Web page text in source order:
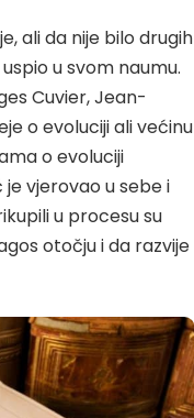
ali da nije bilo drugih
u svom naumu.
Cuvier, Jean-
o evoluciji ali većinu
o evoluciji
vjerovao u sebe i
u procesu su
otočju i da razvije